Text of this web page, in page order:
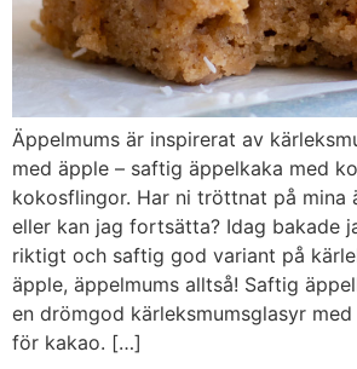
Äppelmums är inspirerat av
med äpple – saftig äppelkaka med
kokosflingor. Har ni tröttnat på mina
eller kan jag fortsätta? Idag bakade
riktigt och saftig god variant på
äpple, äppelmums alltså! Saftig
en drömgod kärleksmumsglasyr
för kakao. […]